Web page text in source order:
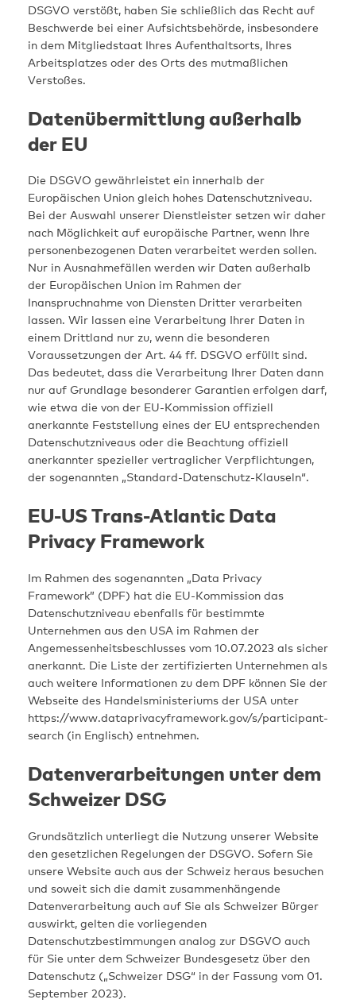
DSGVO verstößt, haben Sie schließlich das Recht auf
Beschwerde bei einer Aufsichtsbehörde, insbesondere
in dem Mitgliedstaat Ihres Aufenthaltsorts, Ihres
Arbeitsplatzes oder des Orts des mutmaßlichen
Verstoßes.
Datenübermittlung außerhalb
der EU
Die DSGVO gewährleistet ein innerhalb der
Europäischen Union gleich hohes Datenschutzniveau.
Bei der Auswahl unserer Dienstleister setzen wir daher
nach Möglichkeit auf europäische Partner, wenn Ihre
personenbezogenen Daten verarbeitet werden sollen.
Nur in Ausnahmefällen werden wir Daten außerhalb
der Europäischen Union im Rahmen der
Inanspruchnahme von Diensten Dritter verarbeiten
lassen. Wir lassen eine Verarbeitung Ihrer Daten in
einem Drittland nur zu, wenn die besonderen
Voraussetzungen der Art. 44 ff. DSGVO erfüllt sind.
Das bedeutet, dass die Verarbeitung Ihrer Daten dann
nur auf Grundlage besonderer Garantien erfolgen darf,
wie etwa die von der EU-Kommission offiziell
anerkannte Feststellung eines der EU entsprechenden
Datenschutzniveaus oder die Beachtung offiziell
anerkannter spezieller vertraglicher Verpflichtungen,
der sogenannten „Standard-Datenschutz-Klauseln“.
EU-US Trans-Atlantic Data
Privacy Framework
Im Rahmen des sogenannten „Data Privacy
Framework” (DPF) hat die EU-Kommission das
Datenschutzniveau ebenfalls für bestimmte
Unternehmen aus den USA im Rahmen der
Angemessenheitsbeschlusses vom 10.07.2023 als sicher
anerkannt. Die Liste der zertifizierten Unternehmen als
auch weitere Informationen zu dem DPF können Sie der
Webseite des Handelsministeriums der USA unter
https://www.dataprivacyframework.gov/s/participant-
search (in Englisch) entnehmen.
Datenverarbeitungen unter dem
Schweizer DSG
Grundsätzlich unterliegt die Nutzung unserer Website
den gesetzlichen Regelungen der DSGVO. Sofern Sie
unsere Website auch aus der Schweiz heraus besuchen
und soweit sich die damit zusammenhängende
Datenverarbeitung auch auf Sie als Schweizer Bürger
auswirkt, gelten die vorliegenden
Datenschutzbestimmungen analog zur DSGVO auch
für Sie unter dem Schweizer Bundesgesetz über den
Datenschutz („Schweizer DSG“ in der Fassung vom 01.
September 2023).